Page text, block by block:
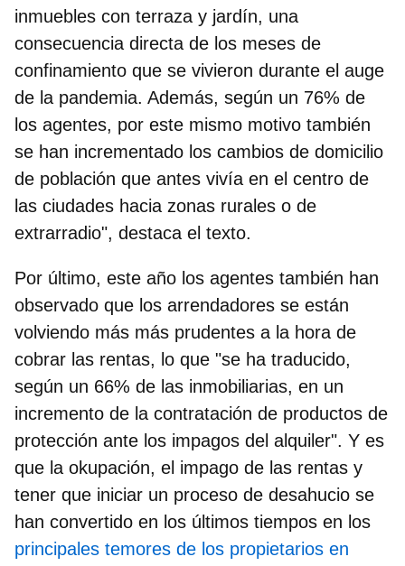
inmuebles con terraza y jardín, una
consecuencia directa de los meses de
confinamiento que se vivieron durante el auge
de la pandemia. Además, según un 76% de
los agentes, por este mismo motivo también
se han incrementado los cambios de domicilio
de población que antes vivía en el centro de
las ciudades hacia zonas rurales o de
extrarradio", destaca el texto.
Por último, este año los agentes también han
observado que los arrendadores se están
volviendo más más prudentes a la hora de
cobrar las rentas, lo que "se ha traducido,
según un 66% de las inmobiliarias, en un
incremento de la contratación de productos de
protección ante los impagos del alquiler". Y es
que la okupación, el impago de las rentas y
tener que iniciar un proceso de desahucio se
han convertido en los últimos tiempos en los
principales temores de los propietarios en